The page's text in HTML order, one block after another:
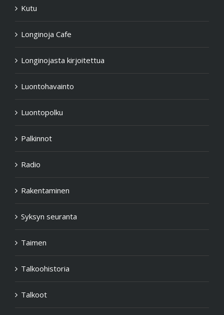
Kutu
Longinoja Cafe
Longinojasta kirjoitettua
Luontohavainto
Luontopolku
Palkinnot
Radio
Rakentaminen
Syksyn seuranta
Taimen
Talkoohistoria
Talkoot